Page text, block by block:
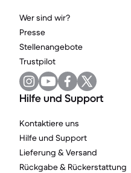
Wer sind wir?
Presse
Stellenangebote
Trustpilot
Hilfe und Support
Kontaktiere uns
Hilfe und Support
Lieferung & Versand
Rückgabe & Rückerstattung